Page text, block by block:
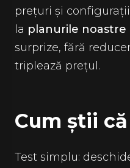
prețuri și
la planurile noastre
surprize, fără
triplează prețul.
Cum știi
Test simplu: